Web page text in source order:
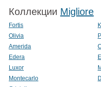
Коллекции Migliore
Fortis
Olivia
Amerida
Edera
Luxor
Montecarlo